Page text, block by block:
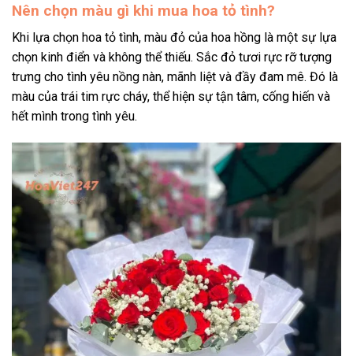
Nên chọn màu gì khi mua hoa tỏ tình?
Khi lựa chọn hoa tỏ tình, màu đỏ của hoa hồng là một sự lựa
chọn kinh điển và không thể thiếu. Sắc đỏ tươi rực rỡ tượng
trưng cho tình yêu nồng nàn, mãnh liệt và đầy đam mê. Đó là
màu của trái tim rực cháy, thể hiện sự tận tâm, cống hiến và
hết mình trong tình yêu.